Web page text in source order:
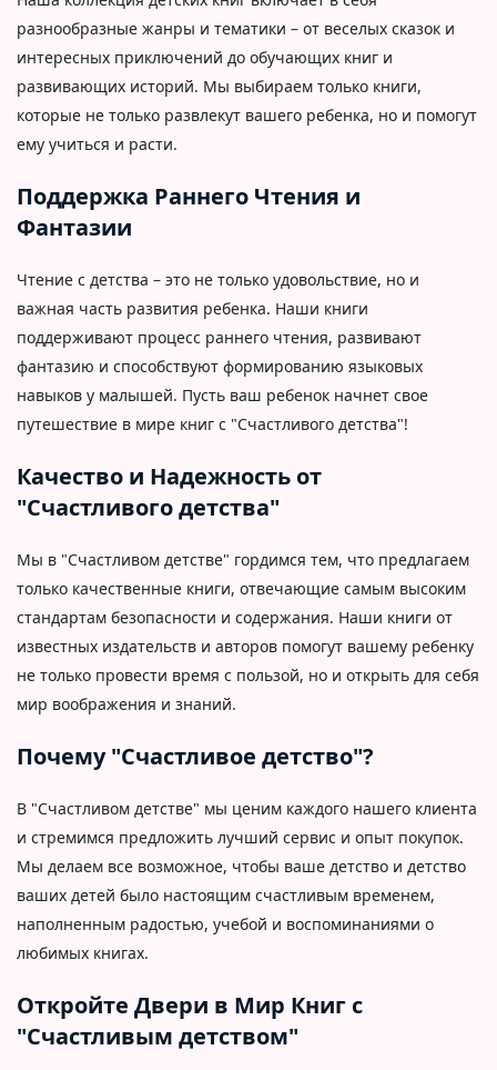
разнообразные жанры и тематики – от веселых сказок и
интересных приключений до обучающих книг и
развивающих историй. Мы выбираем только книги,
которые не только развлекут вашего ребенка, но и помогут
ему учиться и расти.
Поддержка Раннего Чтения и
Фантазии
Чтение с детства – это не только удовольствие, но и
важная часть развития ребенка. Наши книги
поддерживают процесс раннего чтения, развивают
фантазию и способствуют формированию языковых
навыков у малышей. Пусть ваш ребенок начнет свое
путешествие в мире книг с "Счастливого детства"!
Качество и Надежность от
"Счастливого детства"
Мы в "Счастливом детстве" гордимся тем, что предлагаем
только качественные книги, отвечающие самым высоким
стандартам безопасности и содержания. Наши книги от
известных издательств и авторов помогут вашему ребенку
не только провести время с пользой, но и открыть для себя
мир воображения и знаний.
Почему "Счастливое детство"?
В "Счастливом детстве" мы ценим каждого нашего клиента
и стремимся предложить лучший сервис и опыт покупок.
Мы делаем все возможное, чтобы ваше детство и детство
ваших детей было настоящим счастливым временем,
наполненным радостью, учебой и воспоминаниями о
любимых книгах.
Откройте Двери в Мир Книг с
"Счастливым детством"